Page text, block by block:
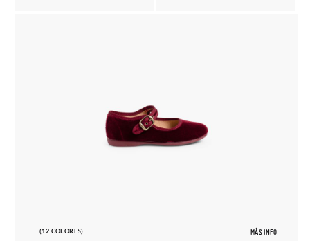
(12 COLORES) MÁS INFO